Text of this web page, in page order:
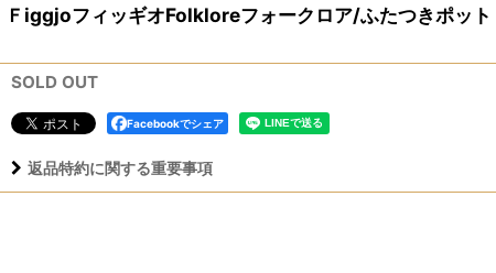
ＦiggjoフィッギオFolkloreフォークロア/ふたつきポット
SOLD OUT
Facebookでシェア
返品特約に関する重要事項